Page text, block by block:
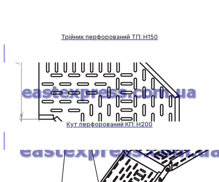
Трійник перфорований ТП: H150
Кут перфорований КП: H200